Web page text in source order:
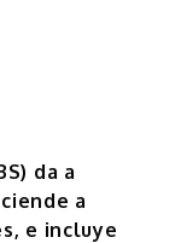
da a
a
e incluye